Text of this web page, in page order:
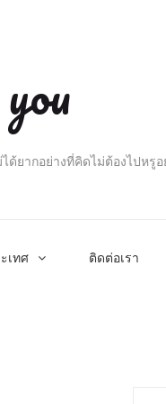
ากอย่างที่คิดไม่ต้องไปหรูอ
เทศ ติดต่อเรา